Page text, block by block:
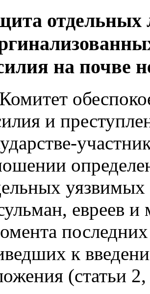
отдельных
на почве
и
евреев и
к
(статьи